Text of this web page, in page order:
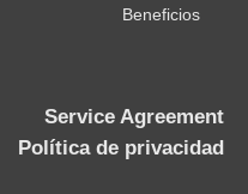
Beneficios
Service Agreement
Política de privacidad